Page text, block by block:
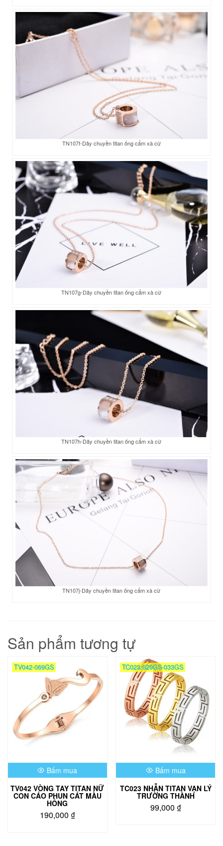
TN107f-Dây chuyền titan ống cẩm xà cừ
TN107g-Dây chuyền titan ống cẩm xà cừ
TN107h-Dây chuyền titan ống cẩm xà cừ
TN107j-Dây chuyền titan ống cẩm xà cừ
Sản phẩm tương tự
TV042-069GS
Bấm mua
TV042 VÒNG TAY TITAN NỮ
CON CÁO PHUN CÁT MÀU
HỒNG
190,000 ₫
TC023-029GS-033GS
Bấm mua
TC023 NHẪN TITAN VẠN LÝ
TRƯỜNG THÀNH
99,000 ₫